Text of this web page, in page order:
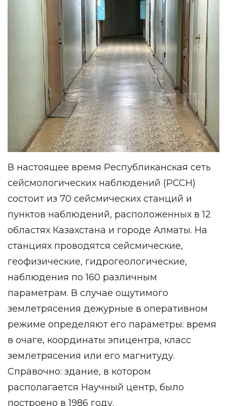
В настоящее время Республиканская сеть
сейсмологических наблюдений (РССН)
состоит из 70 сейсмических станций и
пунктов наблюдений, расположенных в 12
областях Казахстана и городе Алматы. На
станциях проводятся сейсмические,
геофизические, гидрогеологические,
наблюдения по 160 различным
параметрам. В случае ощутимого
землетрясения дежурные в оперативном
режиме определяют его параметры: время
в очаге, координаты эпицентра, класс
землетрясения или его магнитуду.
Справочно: здание, в котором
располагается Научный центр, было
построено в 1986 году.